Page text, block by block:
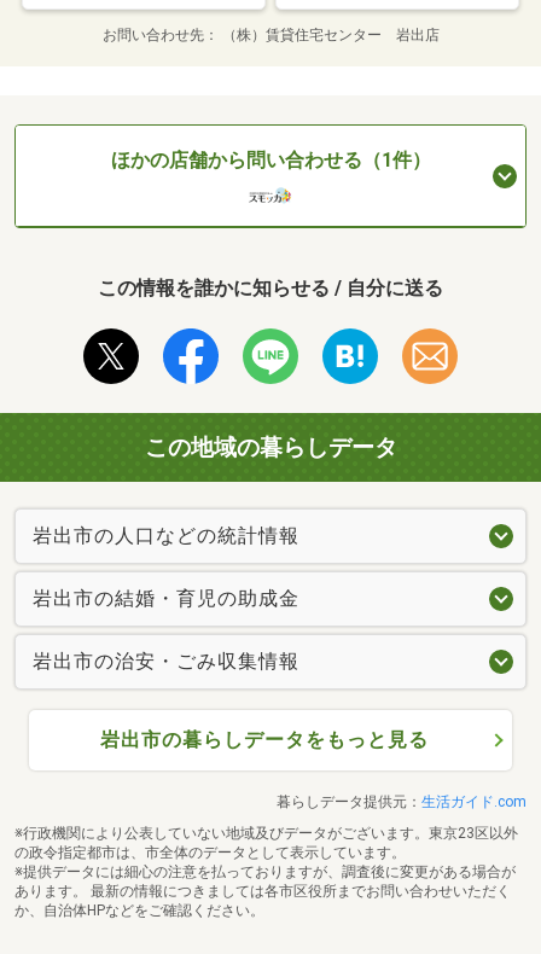
お問い合わせ先 （株）賃貸住宅センター 岩出店
ほかの店舗から問い合わせる（1件）
この情報を誰かに知らせる / 自分に送る
この地域の暮らしデータ
岩出市の人口などの統計情報
岩出市の結婚・育児の助成金
岩出市の治安・ごみ収集情報
岩出市の暮らしデータをもっと見る
暮らしデータ提供元： 生活ガイド.com
※行政機関により公表していない地域及びデータがございます。東京23区以外
の政令指定都市は、市全体のデータとして表示しています。
※提供データには細心の注意を払っておりますが、調査後に変更がある場合が
あります。 最新の情報につきましては各市区役所までお問い合わせいただく
か、自治体HPなどをご確認ください。